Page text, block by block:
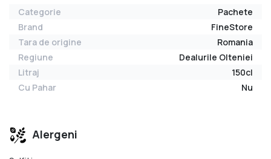
Categorie
Pachete
Brand
FineStore
Tara de origine
Romania
Regiune
Dealurile Olteniei
Litraj
150cl
Cu Pahar
Nu
Alergeni